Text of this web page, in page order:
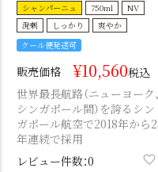
シャンパーニュ 750ml
NV
溌剌
しっかり
爽やか
クール便発送可
販売価格 ¥10,560税込
世界最長航路（ニューヨーク、
シンガポール間）を誇るシン
ガポール航空で2018年から2
年連続で採用
レビュー件数：0